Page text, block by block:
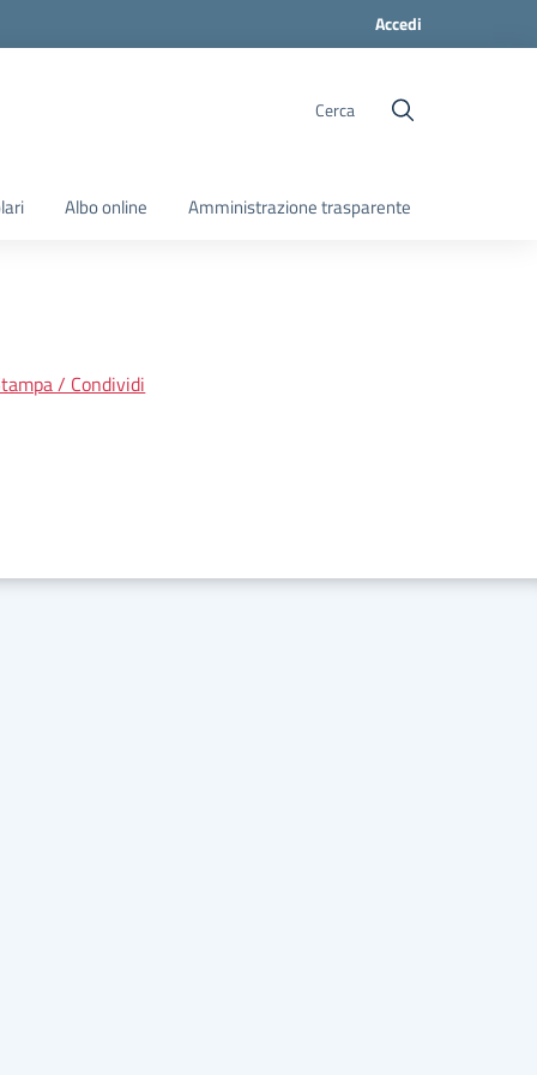
Accedi
Cerca
Albo online Amministrazione trasparente
/ Condividi